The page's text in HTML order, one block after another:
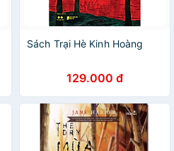
Sách Trại Hè Kinh Hoàng
129.000 đ